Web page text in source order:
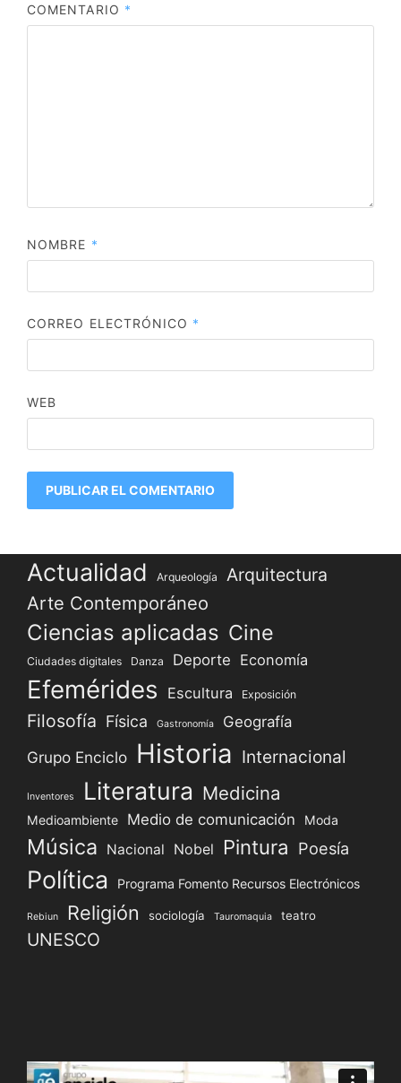
COMENTARIO *
NOMBRE *
CORREO ELECTRÓNICO *
WEB
Actualidad Arqueología Arquitectura
Arte Contemporáneo
Ciencias aplicadas Cine
Ciudades digitales Danza Deporte Economía
Efemérides Escultura Exposición
Filosofía Física Gastronomía Geografía
Grupo Enciclo Historia Internacional
Inventores Literatura Medicina
Medioambiente Medio de comunicación Moda
Música Nacional Nobel Pintura Poesía
Política Programa Fomento Recursos Electrónicos
Rebiun Religión sociología Tauromaquia teatro
UNESCO